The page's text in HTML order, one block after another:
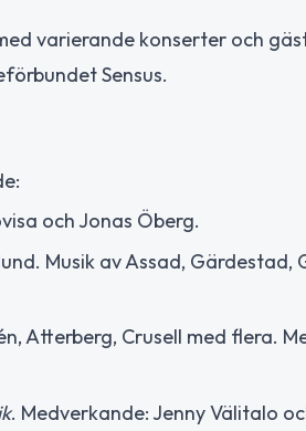
varierande konserter och
Sensus.
och Jonas Öberg.
Musik av Assad, Gärdestad,
Atterberg, Crusell med flera.
. Medverkande: Jenny Välitalo